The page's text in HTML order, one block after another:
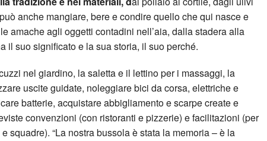
anche mangiare, bere e condire quello che qui nasce e
amache agli oggetti contadini nell’aia, dalla stadera alla
il suo significato e la sua storia, il suo perché.
nel giardino, la saletta e il lettino per i massaggi, la
uscite guidate, noleggiare bici da corsa, elettriche e
batterie, acquistare abbigliamento e scarpe create e
convenzioni (con ristoranti e pizzerie) e facilitazioni (per
squadre). “La nostra bussola è stata la memoria – è la